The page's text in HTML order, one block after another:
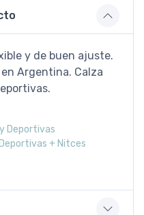
y de buen ajuste.
Argentina. Calza
Deportivas
+ Nitces